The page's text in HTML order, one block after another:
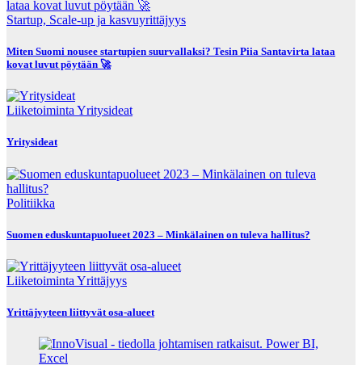
Startup, Scale-up ja kasvuyrittäjyys
Miten Suomi nousee startupien suurvallaksi? Tesin Piia Santavirta lataa
kovat luvut pöytään 🚀
Liiketoiminta Yritysideat
Yritysideat
Politiikka
Suomen eduskuntapuolueet 2023 – Minkälainen on tuleva hallitus?
Liiketoiminta Yrittäjyys
Yrittäjyyteen liittyvät osa-alueet